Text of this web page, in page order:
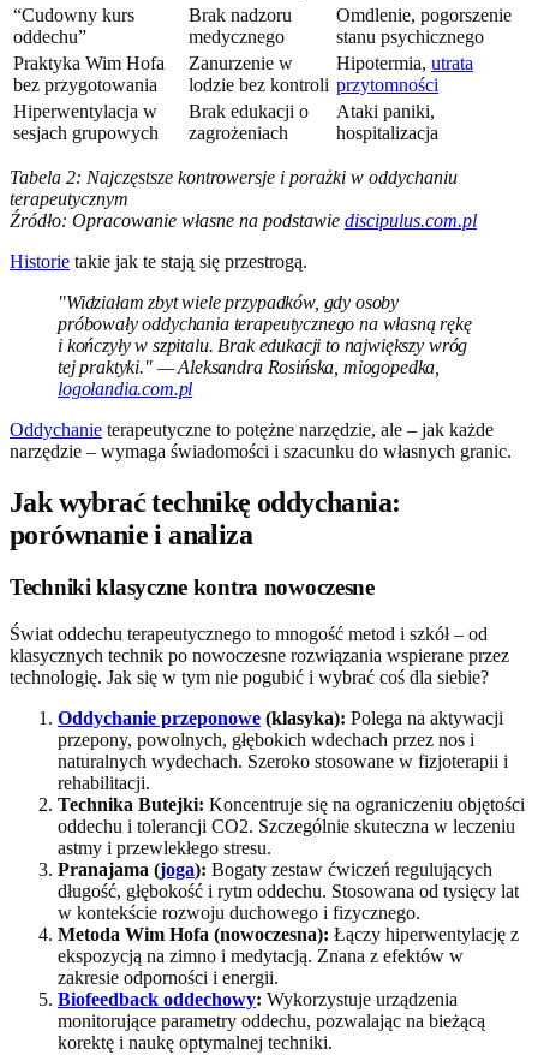
“Cudowny kurs
oddechu”
Brak nadzoru
medycznego
Omdlenie, pogorszenie
stanu psychicznego
Praktyka Wim Hofa
bez przygotowania
Zanurzenie w
lodzie bez kontroli
Hipotermia, utrata
przytomności
Hiperwentylacja w
sesjach grupowych
Brak edukacji o
zagrożeniach
Ataki paniki,
hospitalizacja
Tabela 2: Najczęstsze kontrowersje i porażki w oddychaniu
terapeutycznym
Źródło: Opracowanie własne na podstawie discipulus.com.pl
Historie takie jak te stają się przestrogą.
"Widziałam zbyt wiele przypadków, gdy osoby
próbowały oddychania terapeutycznego na własną rękę
i kończyły w szpitalu. Brak edukacji to największy wróg
tej praktyki." — Aleksandra Rosińska, miogopedka,
logolandia.com.pl
Oddychanie terapeutyczne to potężne narzędzie, ale – jak każde
narzędzie – wymaga świadomości i szacunku do własnych granic.
Jak wybrać technikę oddychania:
porównanie i analiza
Techniki klasyczne kontra nowoczesne
Świat oddechu terapeutycznego to mnogość metod i szkół – od
klasycznych technik po nowoczesne rozwiązania wspierane przez
technologię. Jak się w tym nie pogubić i wybrać coś dla siebie?
Oddychanie przeponowe (klasyka): Polega na aktywacji
przepony, powolnych, głębokich wdechach przez nos i
naturalnych wydechach. Szeroko stosowane w fizjoterapii i
rehabilitacji.
Technika Butejki: Koncentruje się na ograniczeniu objętości
oddechu i tolerancji CO2. Szczególnie skuteczna w leczeniu
astmy i przewlekłego stresu.
Pranajama (joga): Bogaty zestaw ćwiczeń regulujących
długość, głębokość i rytm oddechu. Stosowana od tysięcy lat
w kontekście rozwoju duchowego i fizycznego.
Metoda Wim Hofa (nowoczesna): Łączy hiperwentylację z
ekspozycją na zimno i medytacją. Znana z efektów w
zakresie odporności i energii.
Biofeedback oddechowy: Wykorzystuje urządzenia
monitorujące parametry oddechu, pozwalając na bieżącą
korektę i naukę optymalnej techniki.